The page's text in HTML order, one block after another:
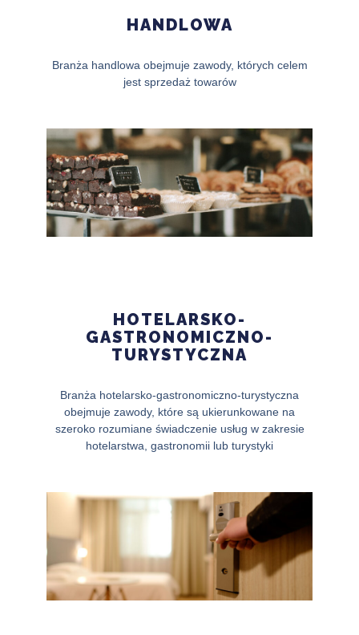
HANDLOWA
Branża handlowa obejmuje zawody, których celem
jest sprzedaż towarów
HOTELARSKO-
GASTRONOMICZNO-
TURYSTYCZNA
Branża hotelarsko-gastronomiczno-turystyczna
obejmuje zawody, które są ukierunkowane na
szeroko rozumiane świadczenie usług w zakresie
hotelarstwa, gastronomii lub turystyki